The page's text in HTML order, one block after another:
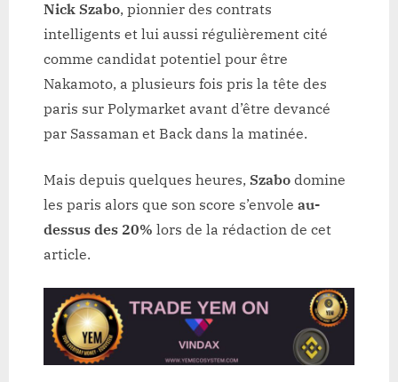
Nick Szabo, pionnier des contrats
intelligents et lui aussi régulièrement cité
comme candidat potentiel pour être
Nakamoto, a plusieurs fois pris la tête des
paris sur Polymarket avant d’être devancé
par Sassaman et Back dans la matinée.
Mais depuis quelques heures, Szabo domine
les paris alors que son score s’envole au-
dessus des 20% lors de la rédaction de cet
article.